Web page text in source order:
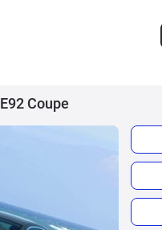
Coupe